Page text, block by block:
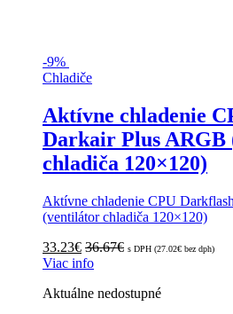
-9%
Chladiče
Aktívne chladenie
Darkair Plus
chladiča 120×120)
Aktívne chladenie CPU
(ventilátor chladiča 120×120)
33.23€ 36.67€ s DPH (27.02€ bez dph)
Viac info
Aktuálne nedostupné